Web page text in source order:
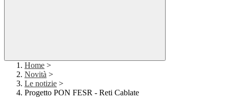
Home >
Novità >
Le notizie >
Progetto PON FESR - Reti Cablate